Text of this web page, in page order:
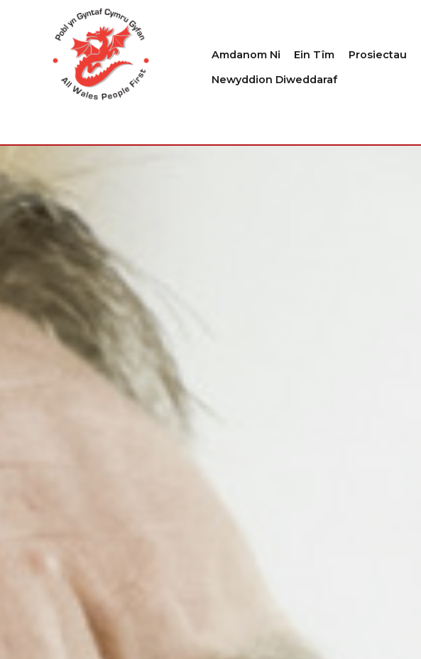
Amdanom Ni Ein Tîm Prosiectau
Newyddion Diweddaraf